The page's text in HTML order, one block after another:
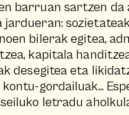
barruan sartzen
jardueran:
bilerak egitea,
kapitala
desegitea eta
gordailuak...
letradu